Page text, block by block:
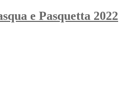
e Pasquetta 2022